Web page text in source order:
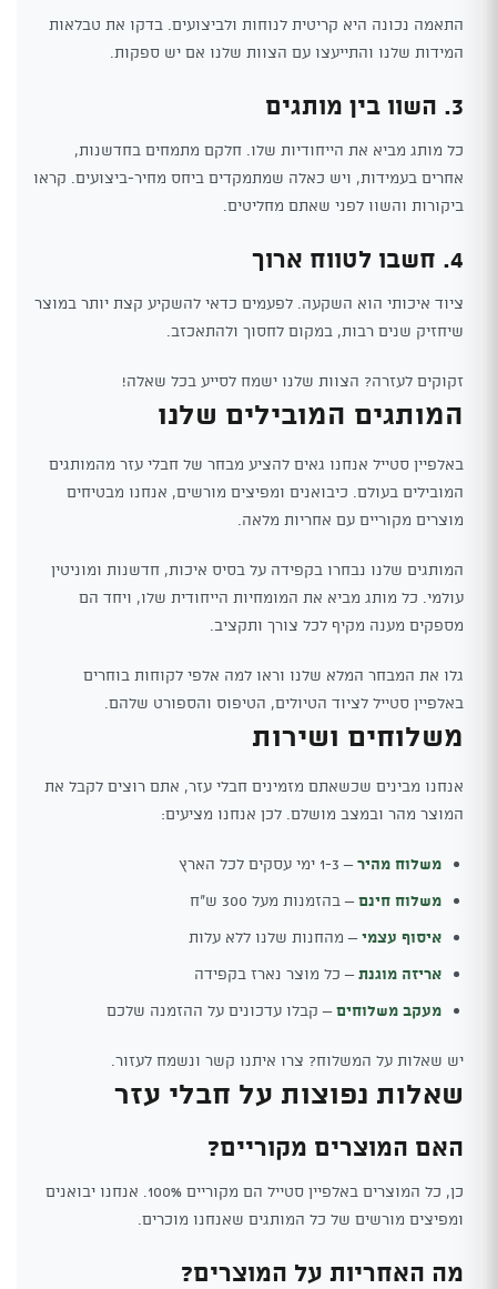
התאמה נכונה היא קריטית לנוחות ולביצועים. בדקו את טבלאות
המידות שלנו והתייעצו עם הצוות שלנו אם יש ספקות.
3. השוו בין מותגים
כל מותג מביא את הייחודיות שלו. חלקם מתמחים בחדשנות,
אחרים בעמידות, ויש כאלה שמתמקדים ביחס מחיר-ביצועים. קראו
ביקורות והשוו לפני שאתם מחליטים.
4. חשבו לטווח ארוך
ציוד איכותי הוא השקעה. לפעמים כדאי להשקיע קצת יותר במוצר
שיחזיק שנים רבות, במקום לחסוך ולהתאכזב.
זקוקים לעזרה? הצוות שלנו ישמח לסייע בכל שאלה!
המותגים המובילים שלנו
באלפיין סטייל אנחנו גאים להציע מבחר של חבלי עזר מהמותגים
המובילים בעולם. כיבואנים ומפיצים מורשים, אנחנו מבטיחים
מוצרים מקוריים עם אחריות מלאה.
המותגים שלנו נבחרו בקפידה על בסיס איכות, חדשנות ומוניטין
עולמי. כל מותג מביא את המומחיות הייחודית שלו, ויחד הם
מספקים מענה מקיף לכל צורך ותקציב.
גלו את המבחר המלא שלנו וראו למה אלפי לקוחות בוחרים
באלפיין סטייל לציוד הטיולים, הטיפוס והספורט שלהם.
משלוחים ושירות
אנחנו מבינים שכשאתם מזמינים חבלי עזר, אתם רוצים לקבל את
המוצר מהר ובמצב מושלם. לכן אנחנו מציעים:
משלוח מהיר– 1-3 ימי עסקים לכל הארץ
משלוח חינם– בהזמנות מעל 300 ש"ח
איסוף עצמי– מהחנות שלנו ללא עלות
אריזה מוגנת– כל מוצר נארז בקפידה
מעקב משלוחים– קבלו עדכונים על ההזמנה שלכם
יש שאלות על המשלוח? צרו איתנו קשר ונשמח לעזור.
שאלות נפוצות על חבלי עזר
האם המוצרים מקוריים?
כן, כל המוצרים באלפיין סטייל הם מקוריים 100%. אנחנו יבואנים
ומפיצים מורשים של כל המותגים שאנחנו מוכרים.
מה האחריות על המוצרים?